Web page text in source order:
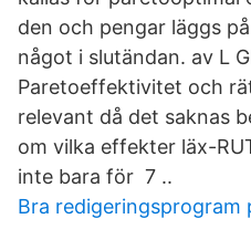
den och pengar läggs
något i slutändan. av L
Paretoeffektivitet och
relevant då det saknas
om vilka effekter läx-
inte bara för 7 ..
Bra redigeringsprogram